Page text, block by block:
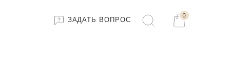
ЗАДАТЬ ВОПРОС
0